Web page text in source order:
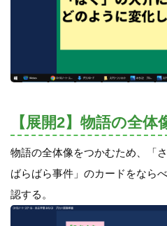
【展開2】物語の全体
物語の全体像をつかむため、「
ばらばら事件」のカードをなら
認する。